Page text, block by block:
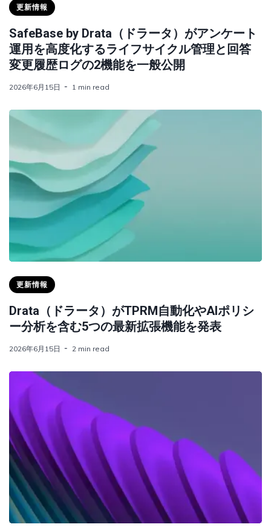
更新情報
SafeBase by Drata（ドラータ）がアンケート
運用を高度化するライフサイクル管理と回答
変更履歴ログの2機能を一般公開
2026年6月15日 1 min read
更新情報
Drata（ドラータ）がTPRM自動化やAIポリシ
ー分析を含む5つの最新拡張機能を発表
2026年6月15日 2 min read